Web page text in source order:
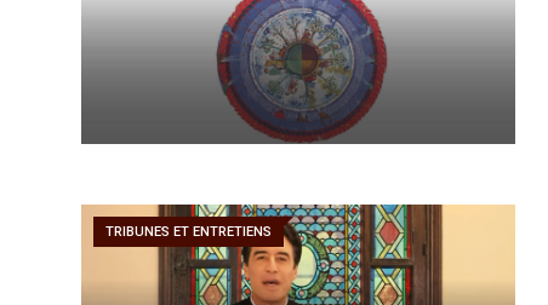
TRIBUNES ET ENTRETIENS